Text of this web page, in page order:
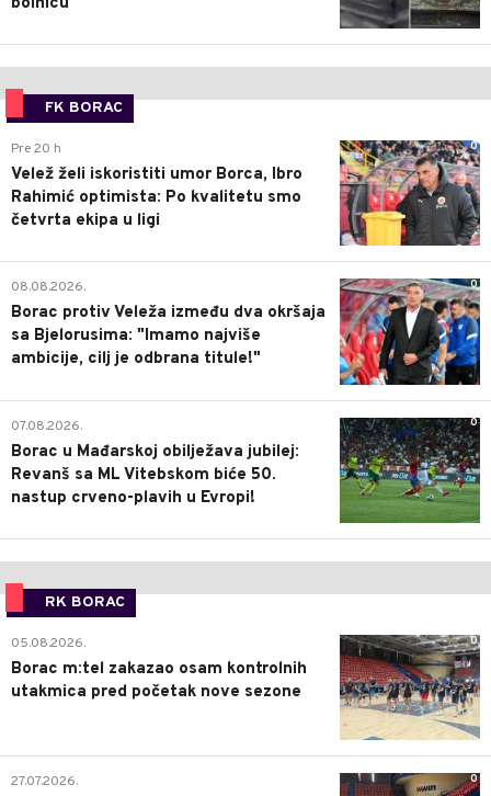
FK BORAC
0
Pre 20 h
Velež želi iskoristiti umor Borca, Ibro
Rahimić optimista: Po kvalitetu smo
četvrta ekipa u ligi
0
08.08.2026.
Borac protiv Veleža između dva okršaja
sa Bjelorusima: "Imamo najviše
ambicije, cilj je odbrana titule!"
0
07.08.2026.
Borac u Mađarskoj obilježava jubilej:
Revanš sa ML Vitebskom biće 50.
nastup crveno-plavih u Evropi!
RK BORAC
0
05.08.2026.
Borac m:tel zakazao osam kontrolnih
utakmica pred početak nove sezone
0
27.07.2026.